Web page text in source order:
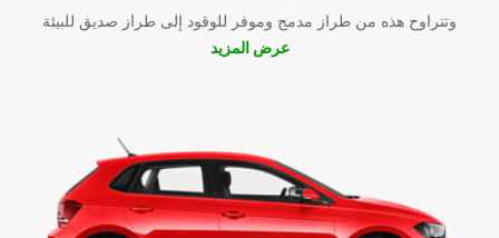
وتتراوح هذه من طراز مدمج وموفر للوقود إلى طراز صديق للبيئة
عرض المزيد